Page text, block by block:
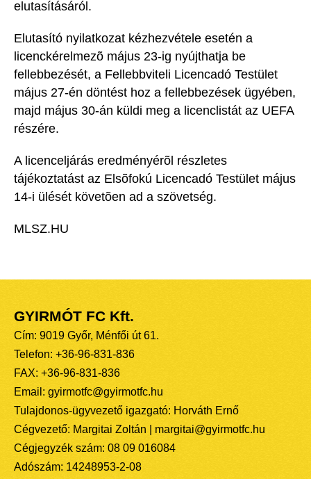
elutasításáról.
Elutasító nyilatkozat kézhezvétele esetén a
licenckérelmezõ május 23-ig nyújthatja be
fellebbezését, a Fellebbviteli Licencadó Testület
május 27-én döntést hoz a fellebbezések ügyében,
majd május 30-án küldi meg a licenclistát az UEFA
részére.
A licenceljárás eredményérõl részletes
tájékoztatást az Elsõfokú Licencadó Testület május
14-i ülését követõen ad a szövetség.
MLSZ.HU
GYIRMÓT FC Kft.
Cím: 9019 Győr, Ménfői út 61.
Telefon: +36-96-831-836
FAX: +36-96-831-836
Email: gyirmotfc@gyirmotfc.hu
Tulajdonos-ügyvezető igazgató: Horváth Ernő
Cégvezető: Margitai Zoltán | margitai@gyirmotfc.hu
Cégjegyzék szám: 08 09 016084
Adószám: 14248953-2-08